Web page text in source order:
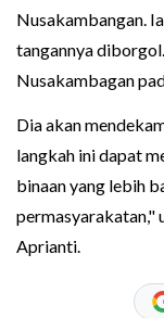
Nusakambangan.
tangannya
Nusakambagan
Dia akan
langkah ini dapat
binaan yang lebih
permasyarakatan,"
Aprianti.